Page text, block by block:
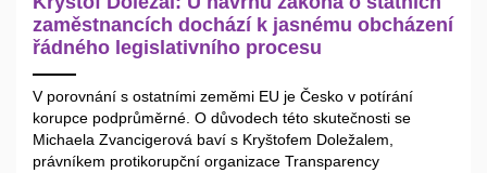
zaměstnancích dochází k jasnému obcházení
řádného legislativního procesu
V porovnání s ostatními zeměmi EU je Česko v potírání
korupce podprůměrné. O důvodech této skutečnosti se
Michaela Zvancigerová baví s Kryštofem Doležalem,
právníkem protikorupční organizace Transparency